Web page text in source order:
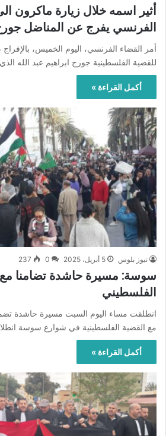
أثير اسمه خلال زيارة ماكرون
الفرنسي يفرج عن المناضل
أمر القضاء الفرنسي، اليوم الخميس، بالإفراج
للقضية الفلسطينية جورج ابراهيم عبد الله
أكمل القراءة »
نيوز بلوس 5 أبريل، 2025 0
237
سوسة: مسيرة حاشدة تضامنا
الفلسطيني
انطلقت مساء اليوم السبت مسيرة حاشدة
مع القضية الفلسطينية في شوارع سوسة
أكمل القراءة »